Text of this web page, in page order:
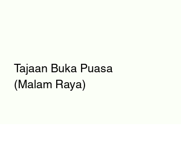
Tajaan Buka Puasa
(Malam Raya)